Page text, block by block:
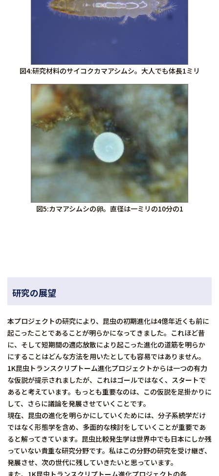
図4:研究材料のサイコクカマアシムシ。大人でも体長1ミリ
図5:カマアシムシの卵。直径は一ミリの10分の1
研究の展望
本プロジェクトの研究により、昆虫の初期進化は4億年近くも前に
起こったことであることが明らかになってきました。これほど昔
に、そして短期間の適応放散により起こった進化の道筋を明らか
にすることはどんな方法を用いたとしても容易ではありません。
1K昆虫トランスクリプトーム進化プロジェクトからは一つの有力
な仮説が提示されましたが、これはゴールではなく、スタートで
あると考えています。もっとも重要なのは、この仮説を足掛かりに
して、さらに議論を発展させていくことです。
現在、昆虫の進化を明らかにしていくためには、分子系統学だけ
ではなく形態学を含め、多面的な検討をしていくことが重要であ
ると解ってきています。昆虫比較発生学は世界中でも日本にしか残
っていない貴重な研究分野です。私はこの分野の研究を受け継ぎ、
発展させ、次の世代に残していきたいと思っています。
また、1K昆虫トランスクリプトーム進化プロジェクトの各